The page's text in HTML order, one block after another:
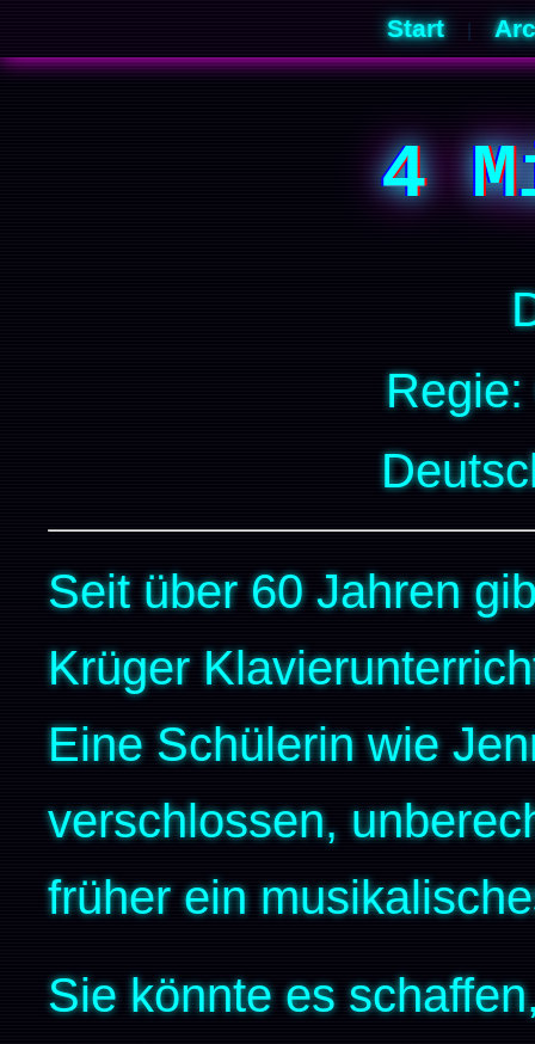
Start
4
Seit über 60 Jahren
Krüger
Eine Schülerin wie
verschlossen,
früher ein
Sie könnte es